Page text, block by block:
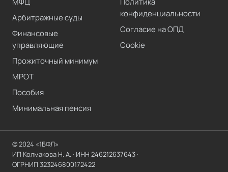
Арбитражные суды
Финансовые
управляющие
Прожиточный минимум
МРОТ
Пособия
Минимальная пенсия
конфиденциальности
Согласие на ОПД
Cookie
© 2024 «1БФЛ»
ИП Колмакова Н. А. · ИНН 246212637643 ·
ОГРНИП 323246800172422